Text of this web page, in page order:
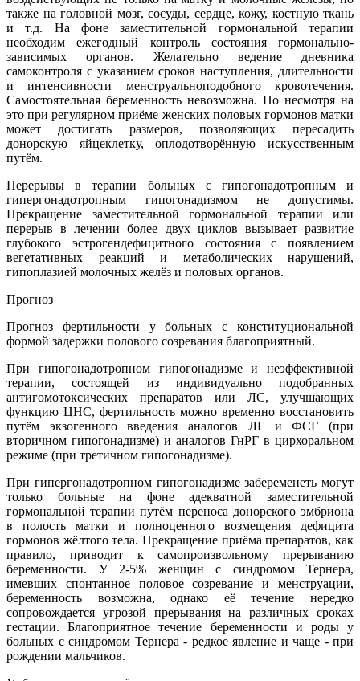
также на головной мозг, сосуды, сердце, кожу, костную ткань
и т.д. На фоне заместительной гормональной терапии
необходим ежегодный контроль состояния гормонально-
зависимых органов. Желательно ведение дневника
самоконтроля с указанием сроков наступления, длительности
и интенсивности менструальноподобного кровотечения.
Самостоятельная беременность невозможна. Но несмотря на
это при регулярном приёме женских половых гормонов матки
может достигать размеров, позволяющих пересадить
донорскую яйцеклетку, оплодотворённую искусственным
путём.
Перерывы в терапии больных с гипогонадотропным и
гипергонадотропным гипогонадизмом не допустимы.
Прекращение заместительной гормональной терапии или
перерыв в лечении более двух циклов вызывает развитие
глубокого эстрогендефицитного состояния с появлением
вегетативных реакций и метаболических нарушений,
гипоплазией молочных желёз и половых органов.
Прогноз
Прогноз фертильности у больных с конституциональной
формой задержки полового созревания благоприятный.
При гипогонадотропном гипогонадизме и неэффективной
терапии, состоящей из индивидуально подобранных
антигомотоксических препаратов или ЛС, улучшающих
функцию ЦНС, фертильность можно временно восстановить
путём экзогенного введения аналогов ЛГ и ФСГ (при
вторичном гипогонадизме) и аналогов ГнРГ в цирхоральном
режиме (при третичном гипогонадизме).
При гипергонадотропном гипогонадизме забеременеть могут
только больные на фоне адекватной заместительной
гормональной терапии путём переноса донорского эмбриона
в полость матки и полноценного возмещения дефицита
гормонов жёлтого тела. Прекращение приёма препаратов, как
правило, приводит к самопроизвольному прерыванию
беременности. У 2-5% женщин с синдромом Тернера,
имевших спонтанное половое созревание и менструации,
беременность возможна, однако её течение нередко
сопровождается угрозой прерывания на различных сроках
гестации. Благоприятное течение беременности и роды у
больных с синдромом Тернера - редкое явление и чаще - при
рождении мальчиков.